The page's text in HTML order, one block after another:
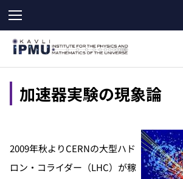
メ
イ
ン
加速器実験の現象論
2009年秋よりCERNの大型ハド
ロン・コライダー（LHC）が稼